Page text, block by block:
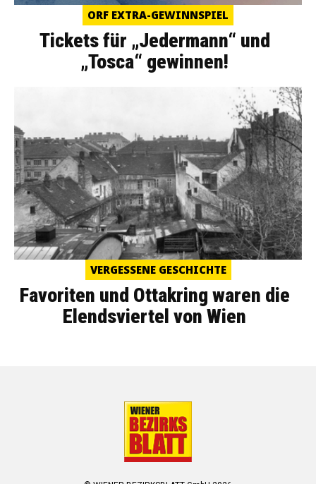
ORF EXTRA-GEWINNSPIEL
Tickets für „Jedermann“ und
„Tosca“ gewinnen!
VERGESSENE GESCHICHTE
Favoriten und Ottakring waren die
Elendsviertel von Wien